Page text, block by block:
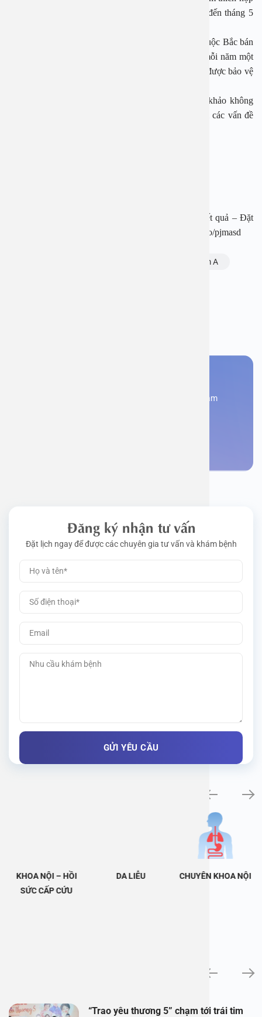
là tháng 8 và tháng 9 cho Bắc bán cầu, và tháng 4 đến tháng 5
Vì Việt Nam nằm trong khu vực nhiệt đới gió mùa thuộc Bắc bán
cầu, người dân nên tiêm vắc-xin cúm Bắc bán cầu mỗi năm một
lần, vào thời điểm trước khi mùa cúm bắt đầu, nhằm được bảo vệ
Những thông tin trong bài viết chỉ có ý nghĩa tham khảo không
thay thế cho việc thăm khám, chẩn đoán hay điều trị các vấn đề
Tải APP Bệnh viện đa khoa An Việt để “Tra cứu kết quả – Đặt
lịch khám với bác sĩ” và hơn thế nữa : https://onelink.to/pjmasd
cúm A
Đăng kí ngay để được các chuyên gia tư vấn và khám
Đăng ký nhận tư vấn
Đặt lịch ngay để được các chuyên gia tư vấn và khám bệnh
KHOA NỘI – HỒI
SỨC CẤP CỨU
DA LIỄU CHUYÊN KHOA NỘI
“Trao yêu thương 5” chạm tới trái tim